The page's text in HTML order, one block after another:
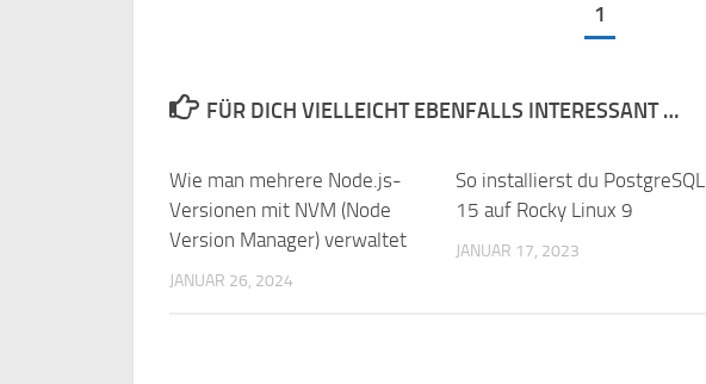
1
FÜR DICH VIELLEICHT EBENFALLS INTERESSANT …
Wie man mehrere Node.js-
Versionen mit NVM (Node
Version Manager) verwaltet
JANUAR 26, 2024
So installierst du PostgreSQL
15 auf Rocky Linux 9
JANUAR 17, 2023